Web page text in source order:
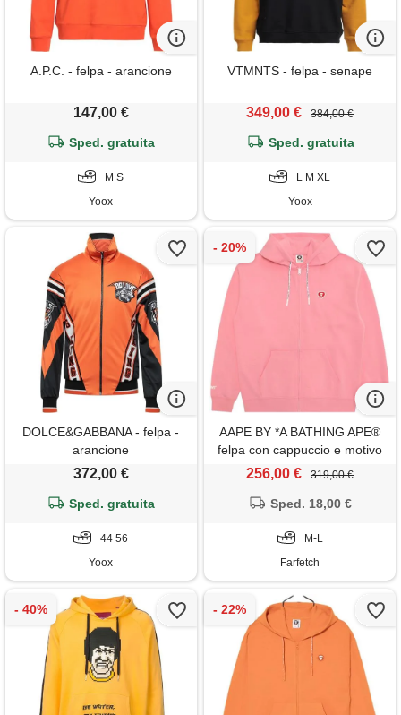
A.P.C. - felpa - arancione
147,00 €
Sped. gratuita
M S
Yoox
VTMNTS - felpa - senape
349,00 € 384,00 €
Sped. gratuita
L M XL
Yoox
DOLCE&GABBANA - felpa -
arancione
372,00 €
Sped. gratuita
44 56
Yoox
AAPE BY *A BATHING APE®
felpa con cappuccio e motivo
cuore - rosa
256,00 € 319,00 €
Sped. 18,00 €
M-L
Farfetch